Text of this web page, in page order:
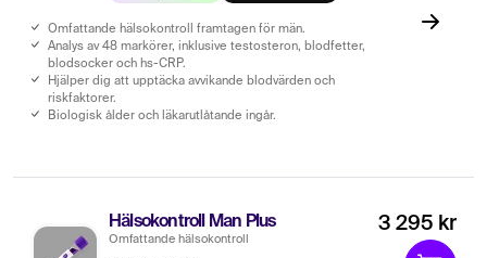
Omfattande hälsokontroll framtagen för män.
Analys av 48 markörer, inklusive testosteron, blodfetter,
blodsocker och hs-CRP.
Hjälper dig att upptäcka avvikande blodvärden och
riskfaktorer.
Biologisk ålder och läkarutlåtande ingår.
Hälsokontroll Man Plus
Omfattande hälsokontroll
3 295 kr